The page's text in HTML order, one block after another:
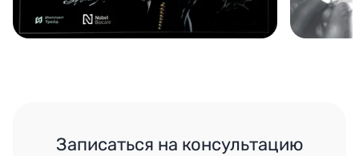
Записаться на консультацию